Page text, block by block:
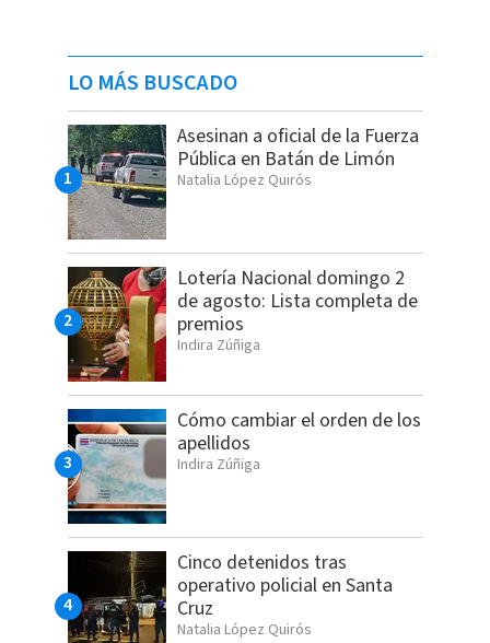
LO MÁS BUSCADO
Asesinan a oficial de la Fuerza
Pública en Batán de Limón
Natalia López Quirós
Lotería Nacional domingo 2
de agosto: Lista completa de
premios
Indira Zúñiga
Cómo cambiar el orden de los
apellidos
Indira Zúñiga
Cinco detenidos tras
operativo policial en Santa
Cruz
Natalia López Quirós